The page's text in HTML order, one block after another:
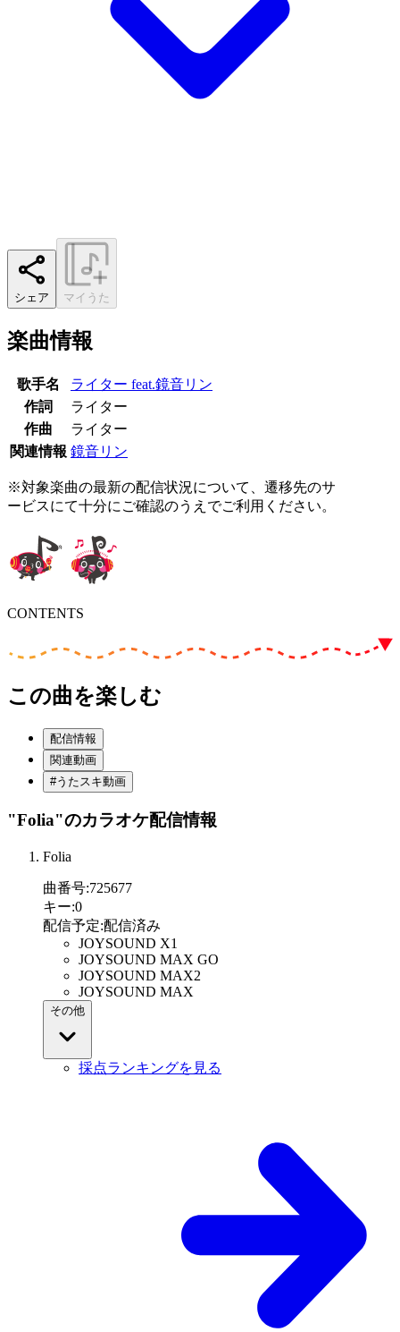
シェア マイうた
楽曲情報
歌手名
ライター feat.鏡音リン
作詞
ライター
作曲
ライター
関連情報 鏡音リン
※対象楽曲の最新の配信状況について、遷移先のサ
ービスにて十分にご確認のうえでご利用ください。
CONTENTS
この曲を楽しむ
配信情報
関連動画
#うたスキ動画
"Folia"のカラオケ配信情報
Folia
曲番号:725677
キー:0
配信予定:配信済み
JOYSOUND X1
JOYSOUND MAX GO
JOYSOUND MAX2
JOYSOUND MAX
その他
採点ランキングを見る